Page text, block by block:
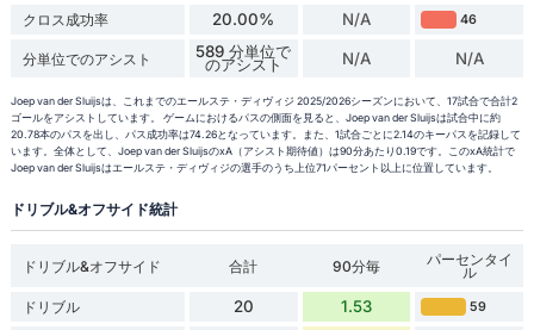
クロス成功率 20.00% N/A 46
分単位でのアシスト 589 分単位で
のアシスト N/A N/A
Joep van der Sluijsは、これまでのエールステ・ディヴィジ 2025/2026シーズンにおいて、17試合で合計2
ゴールをアシストしています。 ゲームにおけるパスの側面を見ると、Joep van der Sluijsは試合中に約
20.78本のパスを出し、パス成功率は74.26となっています。また、1試合ごとに2.14のキーパスを記録して
います。全体として、Joep van der SluijsのxA（アシスト期待値）は90分あたり0.19です。このxA統計で
Joep van der Sluijsはエールステ・ディヴィジの選手のうち上位71パーセント以上に位置しています。
ドリブル&オフサイド統計
ドリブル&オフサイド 合計 90分毎 パーセンタイ
ル
ドリブル
20 1.53 59